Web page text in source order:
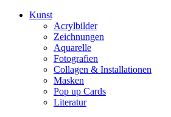
Kunst
Acrylbilder
Zeichnungen
Aquarelle
Fotografien
Collagen & Installationen
Masken
Pop up Cards
Literatur